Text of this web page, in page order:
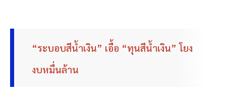
“ระบอบสีน้ำเงิน” เอื้อ “ทุนสีน้ำเงิน” โยง
งบหมื่นล้าน